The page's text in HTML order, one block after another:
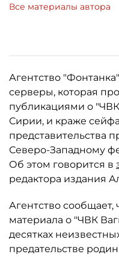
Все материалы автора
Агентство
серверы, которая
публикациями о
Сирии, и краже
представительства
Северо-Западному
Об этом говорится в
редактора издания
Агентство сообщает,
материала о "ЧВК
десятках
предательстве